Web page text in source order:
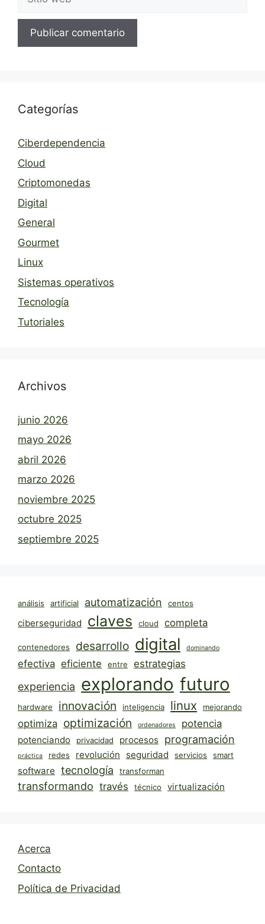
web
Categorías
Ciberdependencia
Cloud
Criptomonedas
Digital
General
Gourmet
Linux
Sistemas operativos
Tecnología
Tutoriales
Archivos
junio 2026
mayo 2026
abril 2026
marzo 2026
noviembre 2025
octubre 2025
septiembre 2025
análisis artificial automatización centos
ciberseguridad claves cloud completa
contenedores desarrollo digital dominando
efectiva eficiente entre estrategias
experiencia explorando futuro
hardware innovación inteligencia linux mejorando
optimiza optimización ordenadores potencia
potenciando privacidad procesos programación
práctica redes revolución seguridad servicios smart
software tecnología transforman
transformando través técnico virtualización
Acerca
Contacto
Política de Privacidad